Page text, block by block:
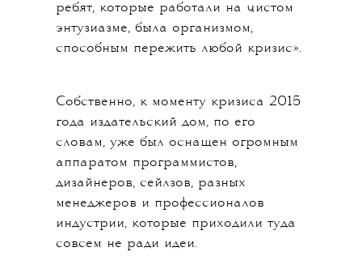
ребят, которые работали на чистом
энтузиазме, была организмом,
способным пережить любой кризис».
Собственно, к моменту кризиса 2015
года издательский дом, по его
словам, уже был оснащен огромным
аппаратом программистов,
дизайнеров, сейлзов, разных
менеджеров и профессионалов
индустрии, которые приходили туда
совсем не ради идеи.